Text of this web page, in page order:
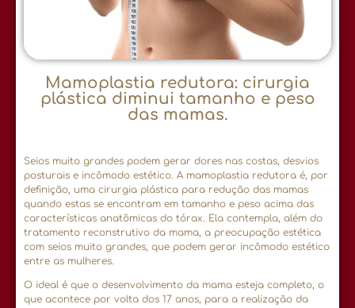
Mamoplastia redutora: cirurgia
plástica diminui tamanho e peso
das mamas.
Seios muito grandes podem gerar dores nas costas, desvios
posturais e incômodo estético. A mamoplastia redutora é, por
definição, uma cirurgia plástica para redução das mamas
quando estas se encontram em tamanho e peso acima das
características anatômicas do tórax. Ela contempla, além do
tratamento reconstrutivo da mama, a preocupação estética
com seios muito grandes, que podem gerar incômodo estético
entre as mulheres.
O ideal é que o desenvolvimento da mama esteja completo, o
que acontece por volta dos 17 anos, para a realização da